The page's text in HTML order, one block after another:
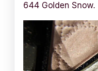
644 Golden Snow.